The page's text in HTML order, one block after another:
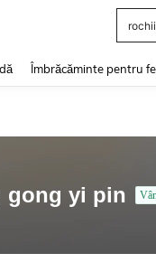
Îmbrăcăminte pentru
gong yi pin